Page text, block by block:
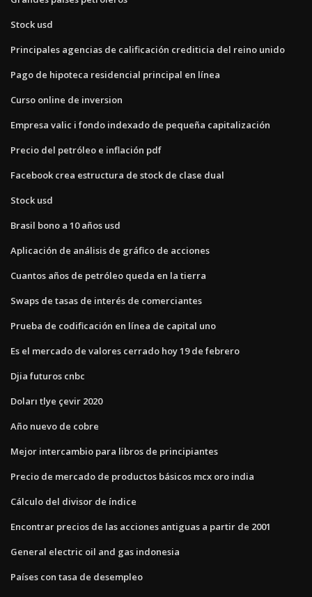
Stock usd
Principales agencias de calificación crediticia del reino unido
Pago de hipoteca residencial principal en línea
Curso online de inversion
Empresa valic i fondo indexado de pequeña capitalización
Precio del petróleo e inflación pdf
Facebook crea estructura de stock de clase dual
Stock usd
Brasil bono a 10 años usd
Aplicación de análisis de gráfico de acciones
Cuantos años de petróleo queda en la tierra
Swaps de tasas de interés de comerciantes
Prueba de codificación en línea de capital uno
Es el mercado de valores cerrado hoy 19 de febrero
Djia futuros cnbc
Doları tlye çevir 2020
Año nuevo de cobre
Mejor intercambio para libros de principiantes
Precio de mercado de productos básicos mcx oro india
Cálculo del divisor de índice
Encontrar precios de las acciones antiguas a partir de 2001
General electric oil and gas indonesia
Países con tasa de desempleo